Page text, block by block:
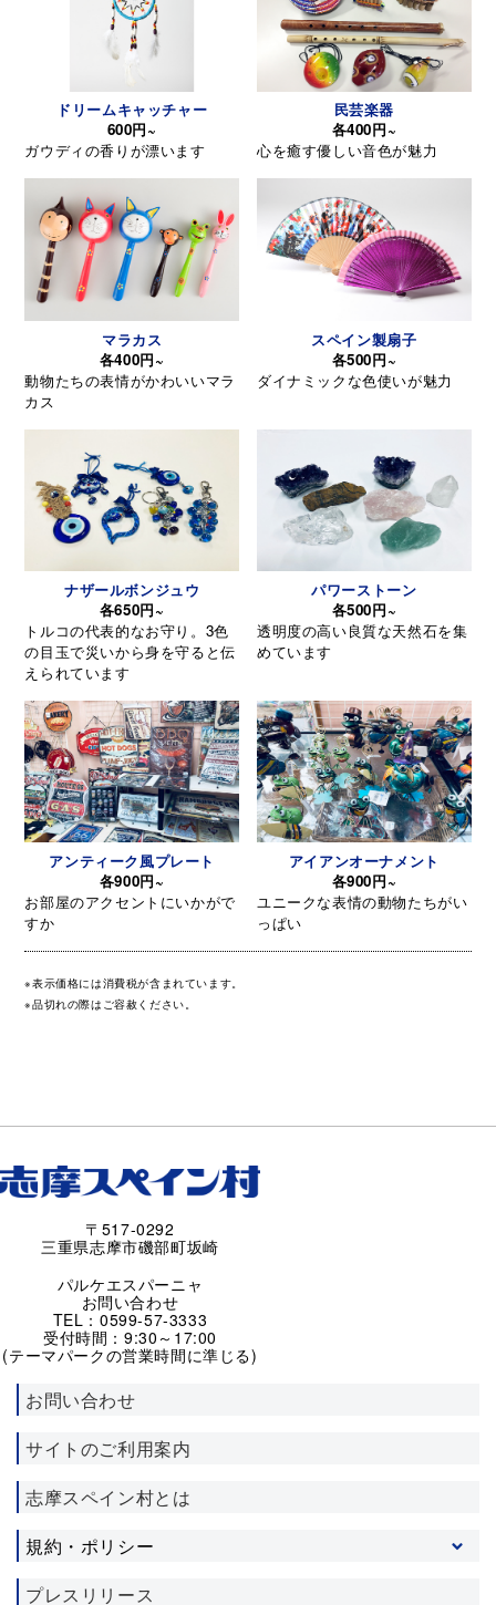
ドリームキャッチャー
600円~
ガウディの香りが漂います
民芸楽器
各400円~
心を癒す優しい音色が魅力
マラカス
各400円~
動物たちの表情がかわいいマラ
カス
スペイン製扇子
各500円~
ダイナミックな色使いが魅力
ナザールボンジュウ
各650円~
トルコの代表的なお守り。3色
の目玉で災いから身を守ると伝
えられています
パワーストーン
各500円~
透明度の高い良質な天然石を集
めています
アンティーク風プレート
各900円~
お部屋のアクセントにいかがで
すか
アイアンオーナメント
各900円~
ユニークな表情の動物たちがい
っぱい
※表示価格には消費税が含まれています。
※品切れの際はご容赦ください。
〒517-0292
三重県志摩市磯部町坂崎
パルケエスパーニャ
お問い合わせ
TEL：0599-57-3333
受付時間：9:30～17:00
(テーマパークの営業時間に準じる)
お問い合わせ
サイトのご利用案内
志摩スペイン村とは
規約・ポリシー
プライバシーポリシー
プレスリリース